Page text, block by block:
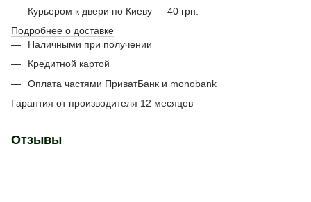
Курьером к двери по Киеву — 40 грн.
Подробнее о доставке
Наличными при получении
Кредитной картой
Оплата частями ПриватБанк и monobank
Гарантия от производителя 12 месяцев
Отзывы